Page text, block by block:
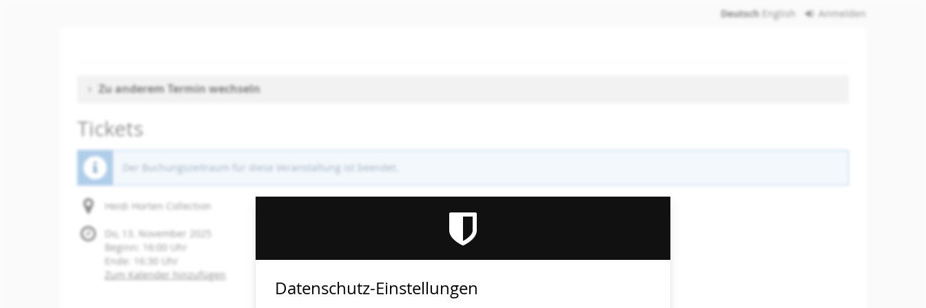
Deutsch English Anmelden
Zu anderem Termin wechseln
Tickets
Der Buchungszeitraum für diese Veranstaltung ist beendet.
Heidi Horten Collection
Do, 13. November 2025
Beginn:
16:00
Uhr
Ende:
16:30
Uhr
Zum Kalender hinzufügen
Datenschutz-Einstellungen